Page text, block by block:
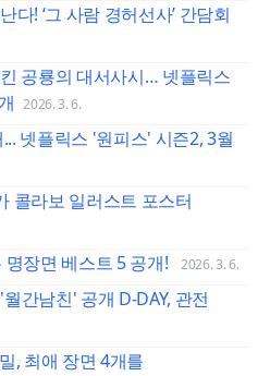
다! ‘그 사람 경허선사’ 간담회
공룡의 대서사시… 넷플릭스
2026. 3. 6.
넷플릭스 '원피스' 시즌2, 3월
콜라보 일러스트 포스터
명장면 베스트 5 공개! 2026. 3. 6.
간남친' 공개 D-DAY, 관전
, 최애 장면 4개를